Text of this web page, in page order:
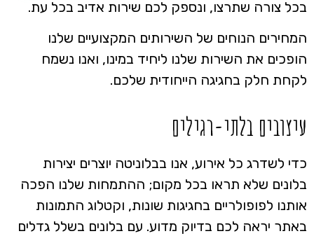
בכל צורה שתרצו, ונספק לכם שירות אדיב בכל עת.
המחירים הנוחים של השירותים המקצועיים שלנו
הופכים את השירות שלנו ליחיד במינו, ואנו נשמח
לקחת חלק בחגיגה הייחודית שלכם.
עיצובים בלתי-רגילים
כדי לשדרג כל אירוע, אנו בבלוניטה יוצרים יצירות
בלונים שלא תראו בכל מקום; ההתמחות שלנו הפכה
אותנו לפופולריים בחגיגות שונות, וקטלוג התמונות
באתר יראה לכם בדיוק מדוע. עם בלונים בשלל גדלים